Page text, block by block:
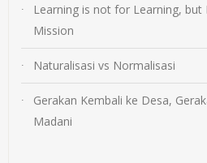
Learning is not for Learning, but
Mission
Naturalisasi vs Normalisasi
Gerakan Kembali ke Desa,
Madani